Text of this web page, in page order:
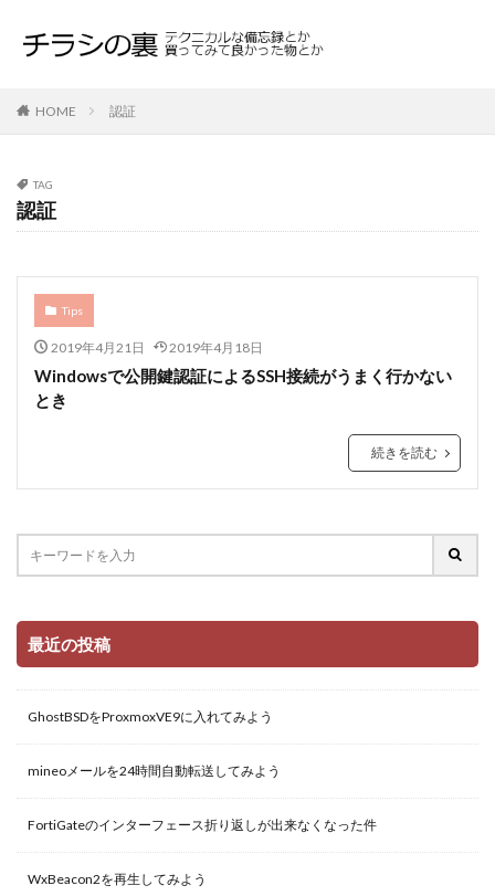
HOME 認証
TAG
認証
Tips
2019年4月21日 2019年4月18日
Windowsで公開鍵認証によるSSH接続がうまく行かない
とき
続きを読む
最近の投稿
GhostBSDをProxmoxVE9に入れてみよう
mineoメールを24時間自動転送してみよう
FortiGateのインターフェース折り返しが出来なくなった件
WxBeacon2を再生してみよう